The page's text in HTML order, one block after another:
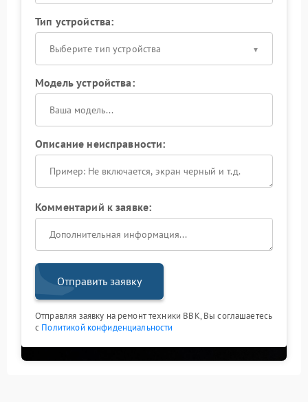
Тип устройства:
Выберите тип устройства
Модель устройства:
Описание неисправности:
Комментарий к заявке:
Отправить заявку
Отправляя заявку на ремонт техники BBK, Вы соглашаетесь
с Политикой конфиденциальности